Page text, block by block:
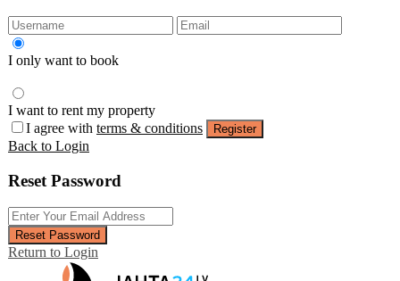
I only want to book
I want to rent my property
I agree with terms & conditions Register
Back to Login
Reset Password
Reset Password
Return to Login